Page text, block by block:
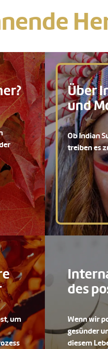
Über
und
Ob Indian
treiben es
um
des
Wenn wir
gesünder
diesem